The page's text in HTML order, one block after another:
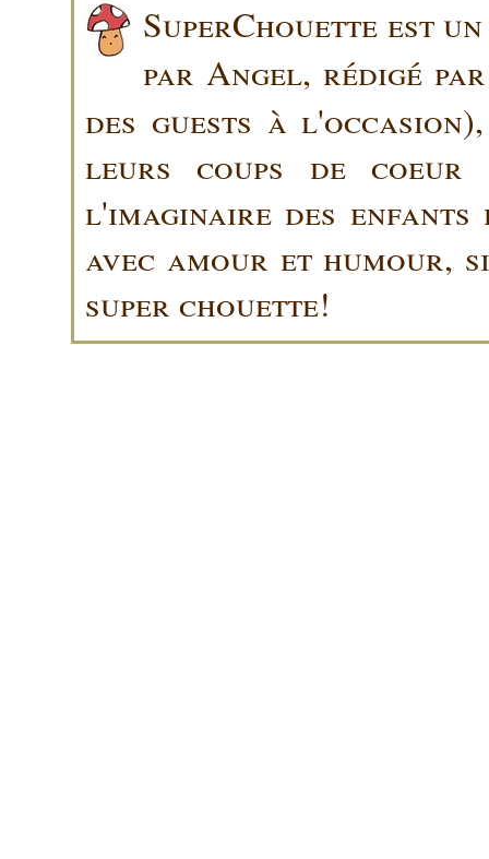
SuperChouette est
par Angel, rédigé
des guests à
leurs coups de
l'imaginaire des
avec amour et humour,
super chouette!